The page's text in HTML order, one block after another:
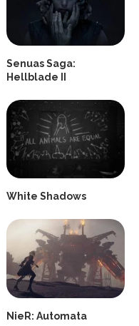
Senuas Saga:
Hellblade II
White Shadows
NieR: Automata